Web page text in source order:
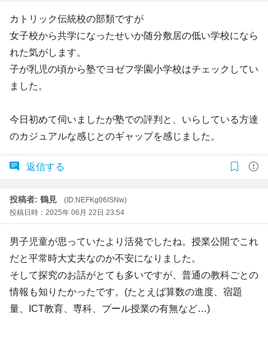
カトリック伝統校の部類ですが
女子校から共学になったせいか随分敷居の低い学校になら
れた気がします。
子が乳児の頃から塾でヨゼフ学園小学校はチェックしてい
ました。
今日初めて伺いましたが塾での評判と、いらしている方達
のカジュアルな感じとのギャップを感じました。
返信する
投稿者: 鶴見
(ID:NEFKg06ISNw)
投稿日時：2025年 06月 22日 23:54
男子児童が思っていたより活発でしたね。授業公開でこれ
だと平常時大丈夫なのか不安になりました。
そして探究のお話がとても多いですが、普通の教科ごとの
情報も知りたかったです。(たとえば算数の進度、宿題
量、ICT教育、専科、プール授業の有無など…)